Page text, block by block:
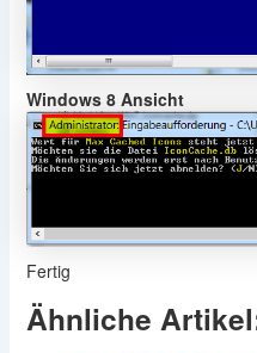
Windows 8 Ansicht
Fertig
Ähnliche